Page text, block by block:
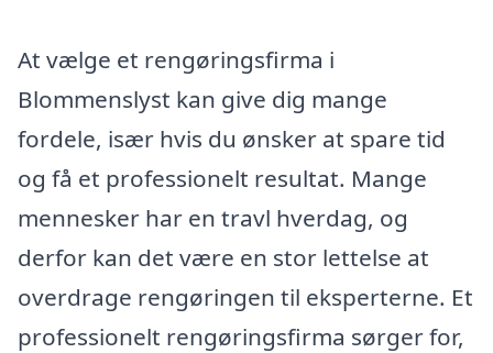
At vælge et rengøringsfirma i
Blommenslyst kan give dig mange
fordele, især hvis du ønsker at spare tid
og få et professionelt resultat. Mange
mennesker har en travl hverdag, og
derfor kan det være en stor lettelse at
overdrage rengøringen til eksperterne. Et
professionelt rengøringsfirma sørger for,